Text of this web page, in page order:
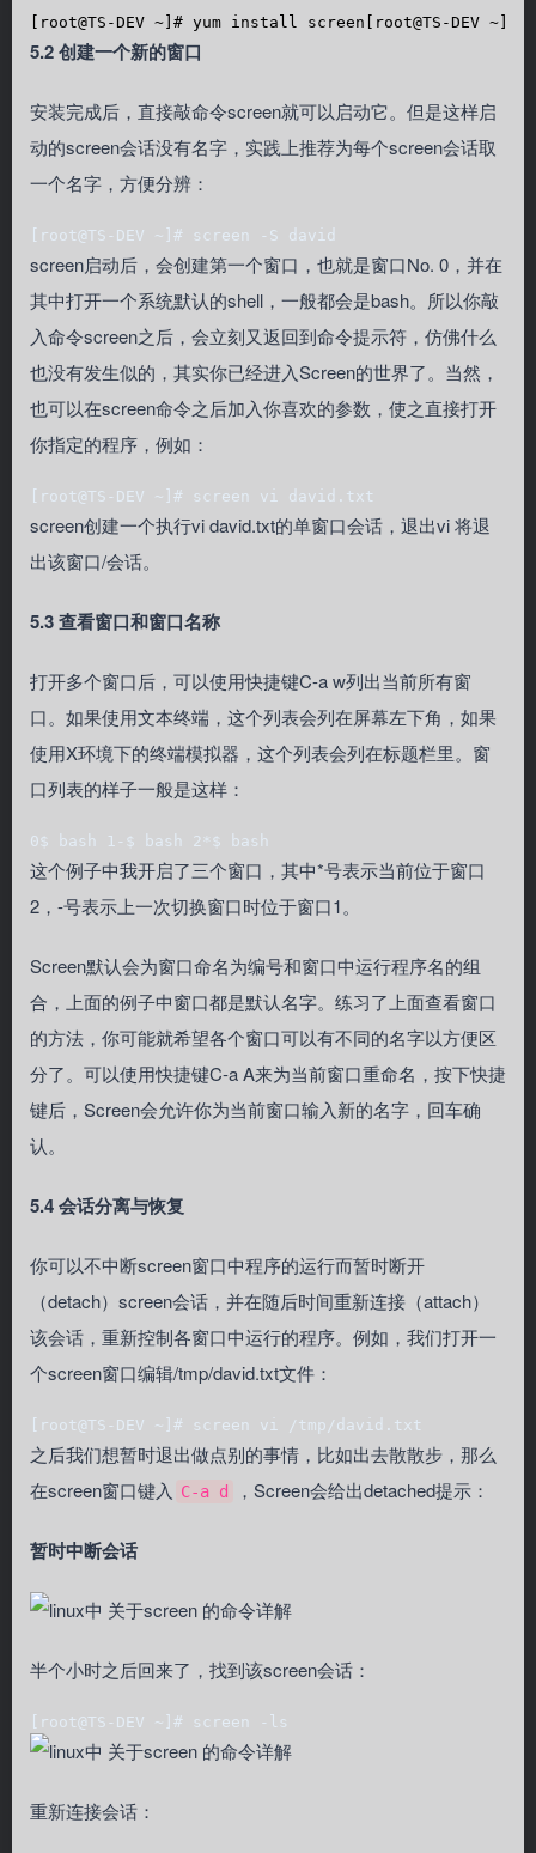
[root@TS-DEV ~]# yum install screen[root@TS-DEV
5.2 创建一个新的窗口
安装完成后，直接敲命令screen就可以启动它。 但是这样启
动的screen会话没有名字，实践上推荐为每个screen会话取
一个名字，方便分辨：
[root@TS-DEV ~]# screen -S david
screen启动后，会创建第一个窗口，也就是窗口No. 0，并在
其中打开一个系统默认的shell，一般都会是bash。所以你敲
入命令screen之后，会立刻又返回到命令提示符，仿佛什么
也没有发生似的，其实你已经进入Screen的世界了。当然，
也可以在screen命令之后加入你喜欢的参数，使之直接打开
你指定的程序，例如：
[root@TS-DEV ~]# screen vi david.txt
screen创建一个执行vi david.txt的单窗口会话，退出vi 将退
出该窗口/会话。
5.3 查看窗口和窗口名称
打开多个窗口后，可以使用快捷键C-a w列出当前所有窗
口。如果使用文本终端，这个列表会列在屏幕左下角，如果
使用X环境下的终端模拟器，这个列表会列在标题栏里。窗
口列表的样子一般是这样：
0$ bash 1-$ bash 2*$ bash
这个例子中我开启了三个窗口，其中*号表示当前位于窗口
2，-号表示上一次切换窗口时位于窗口1。
Screen默认会为窗口命名为编号和窗口中运行程序名的组
合，上面的例子中窗口都是默认名字。练习了上面查看窗口
的方法，你可能就希望各个窗口可以有不同的名字以方便区
分了。可以使用快捷键C-a A来为当前窗口重命名，按下快捷
键后，Screen会允许你为当前窗口输入新的名字，回车确
认。
5.4 会话分离与恢复
你可以不中断screen窗口中程序的运行而暂时断开
（detach）screen会话，并在随后时间重新连接（attach）
该会话，重新控制各窗口中运行的程序。例如，我们打开一
个screen窗口编辑/tmp/david.txt文件：
[root@TS-DEV ~]# screen vi /tmp/david.txt
之后我们想暂时退出做点别的事情，比如出去散散步，那么
在screen窗口键入
C-a d ，Screen会给出detached提示：
暂时中断会话
半个小时之后回来了，找到该screen会话：
[root@TS-DEV ~]# screen -ls
重新连接会话：